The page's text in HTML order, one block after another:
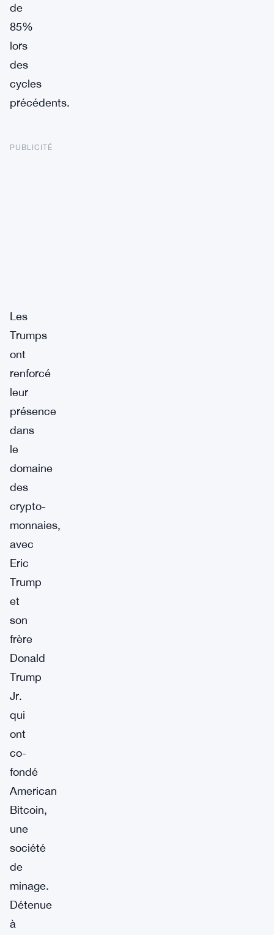
de
85%
lors
des
cycles
précédents.
PUBLICITÉ
Les
Trumps
ont
renforcé
leur
présence
dans
le
domaine
des
crypto-
monnaies,
avec
Eric
Trump
et
son
frère
Donald
Trump
Jr.
qui
ont
co-
fondé
American
Bitcoin,
une
société
de
minage.
Détenue
à